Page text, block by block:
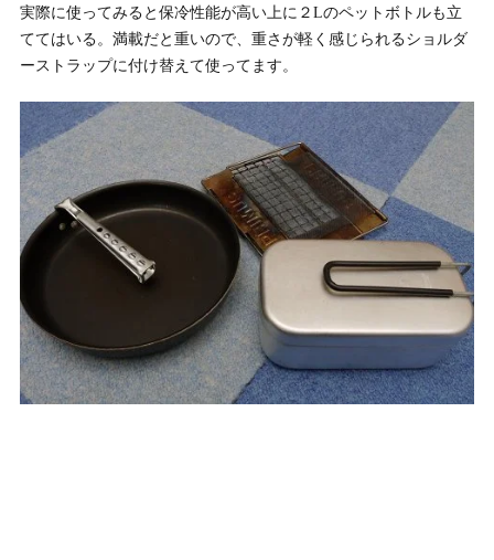
実際に使ってみると保冷性能が高い上に２Lのペットボトルも立
ててはいる。満載だと重いので、重さが軽く感じられるショルダ
ーストラップに付け替えて使ってます。